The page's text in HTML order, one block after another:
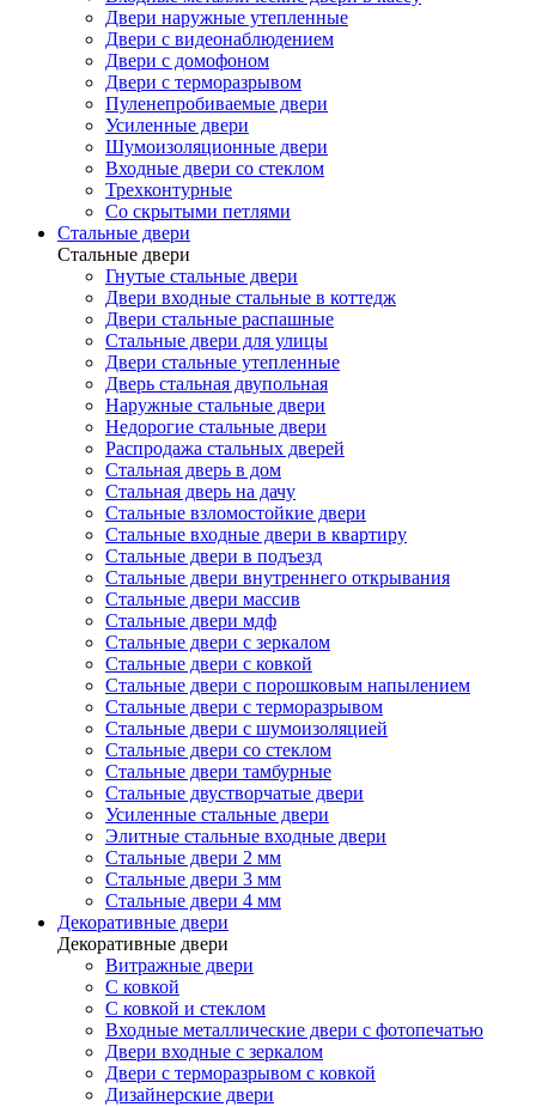
Двери наружные утепленные
Двери с видеонаблюдением
Двери с домофоном
Двери с терморазрывом
Пуленепробиваемые двери
Усиленные двери
Шумоизоляционные двери
Входные двери со стеклом
Трехконтурные
Со скрытыми петлями
Стальные двери
Стальные двери
Гнутые стальные двери
Двери входные стальные в коттедж
Двери стальные распашные
Стальные двери для улицы
Двери стальные утепленные
Дверь стальная двупольная
Наружные стальные двери
Недорогие стальные двери
Распродажа стальных дверей
Стальная дверь в дом
Стальная дверь на дачу
Стальные взломостойкие двери
Стальные входные двери в квартиру
Стальные двери в подъезд
Стальные двери внутреннего открывания
Стальные двери массив
Стальные двери мдф
Стальные двери с зеркалом
Стальные двери с ковкой
Стальные двери с порошковым напылением
Стальные двери с терморазрывом
Стальные двери с шумоизоляцией
Стальные двери со стеклом
Стальные двери тамбурные
Стальные двустворчатые двери
Усиленные стальные двери
Элитные стальные входные двери
Стальные двери 2 мм
Стальные двери 3 мм
Стальные двери 4 мм
Декоративные двери
Декоративные двери
Витражные двери
С ковкой
С ковкой и стеклом
Входные металлические двери с фотопечатью
Двери входные с зеркалом
Двери с терморазрывом с ковкой
Дизайнерские двери